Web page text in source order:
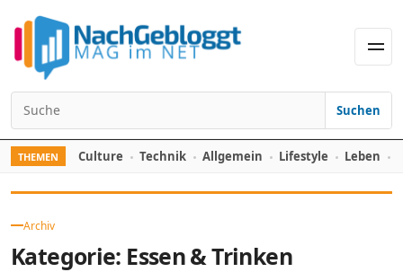
Search for:
Suchen
THEMEN Culture Technik Allgemein Lifestyle Leben
Archiv
Kategorie: Essen & Trinken